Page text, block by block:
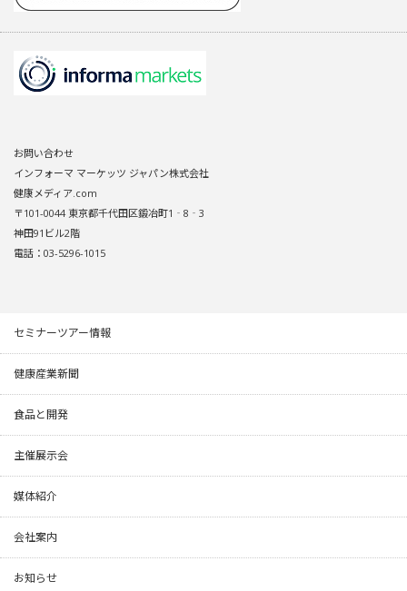
お問い合わせ
インフォーマ マーケッツ ジャパン株式会社
健康メディア.com
〒101-0044 東京都千代田区鍛冶町1‐8‐3
神田91ビル2階
電話：03-5296-1015
セミナーツアー情報
健康産業新聞
食品と開発
主催展示会
媒体紹介
会社案内
お知らせ